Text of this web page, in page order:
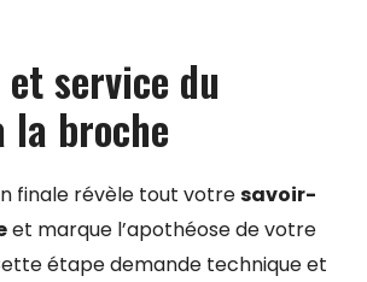
et service du
la broche
finale révèle tout votresavoir-
et marque l’apothéose de votre
étape demande technique et